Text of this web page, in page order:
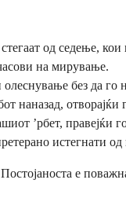
од седење, кои
на мирување.
без да го
наназад,
’рбет, правејќи
истегнати
е